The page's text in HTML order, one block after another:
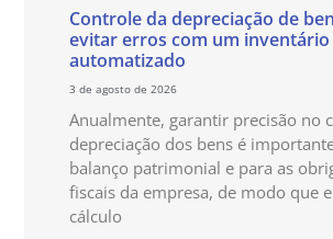
Controle da depreciação de
evitar erros com um inventário
automatizado
3 de agosto de 2026
Anualmente, garantir precisão no
depreciação dos bens é
balanço patrimonial e para as
fiscais da empresa, de modo que
cálculo